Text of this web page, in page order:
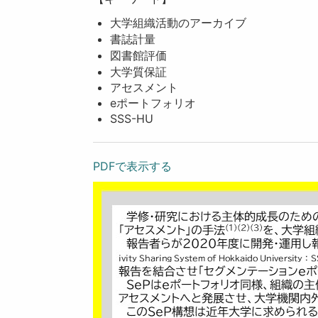
大学組織活動のアーカイブ
書誌計量
図書館評価
大学質保証
アセスメント
eポートフォリオ
SSS-HU
PDFで表示する